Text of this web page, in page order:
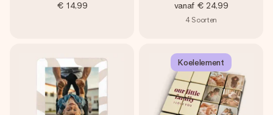
€ 14,99 vanaf € 24,99
4 Soorten
Koelelement